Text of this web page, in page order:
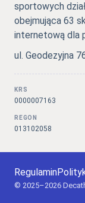
sportowych
obejmująca 63
internetową dla
ul. Geodezyjna
KRS
0000007163
REGON
013102058
Regulamin
© 2025–2026